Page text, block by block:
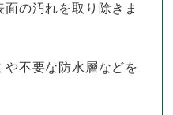
の汚れを取り除きま
不要な防水層などを